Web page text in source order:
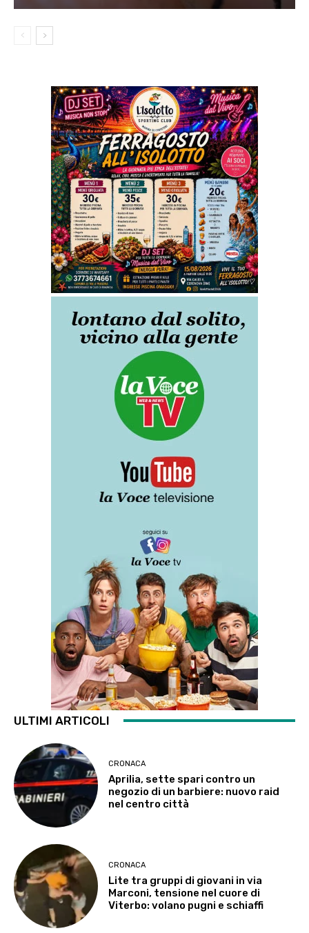
ULTIMI ARTICOLI
CRONACA
Aprilia, sette spari contro un
negozio di un barbiere: nuovo raid
nel centro città
CRONACA
Lite tra gruppi di giovani in via
Marconi, tensione nel cuore di
Viterbo: volano pugni e schiaffi